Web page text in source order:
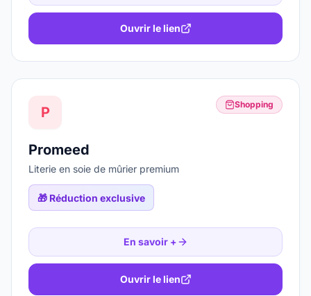
Ouvrir le lien
P Shopping
Promeed
Literie en soie de mûrier premium
🎁 Réduction exclusive
En savoir +
Ouvrir le lien